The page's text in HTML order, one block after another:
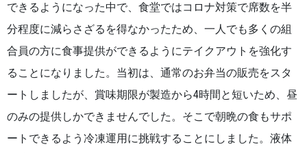
できるようになった中で、食堂ではコロナ対策で席数を半
分程度に減らさざるを得なかったため、一人でも多くの組
合員の方に食事提供ができるようにテイクアウトを強化す
ることになりました。当初は、通常のお弁当の販売をスタ
ートしましたが、賞味期限が製造から4時間と短いため、昼
のみの提供しかできませんでした。そこで朝晩の食もサポ
ートできるよう冷凍運用に挑戦することにしました。液体